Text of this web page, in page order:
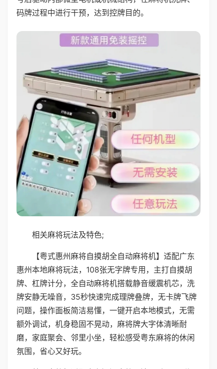
码牌过程中进行干预，达到控牌目的。
相关麻将玩法及特色;
【粤式惠州麻将自摸胡全自动麻将机】适配广东
惠州本地麻将玩法，108张无字牌专用，主打自摸胡
牌、杠牌计分，全自动麻将机搭载静音缓震机芯，洗
牌安静无噪音，35秒快速完成理牌叠牌，无卡牌飞牌
问题，操作面板简洁易懂，一键开启本地模式，无需
额外调试，机身稳固不晃动，麻将牌大字体清晰耐
磨，家庭聚会、邻里小坐，轻松感受粤东麻将的休闲
氛围，省心又好玩。